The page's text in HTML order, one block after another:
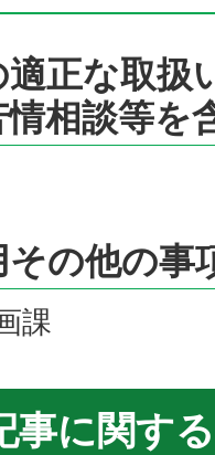
正な取扱
情相談等を
の他の事
課
事に関す